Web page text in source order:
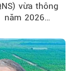
vừa thông
năm 2026